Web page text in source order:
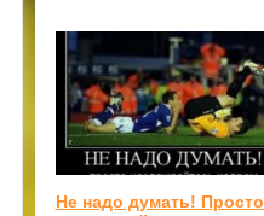
Не надо думать! Просто